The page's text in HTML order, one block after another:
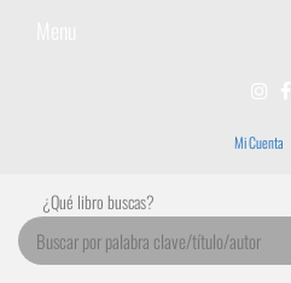
Mi Cuenta
¿Qué libro buscas?